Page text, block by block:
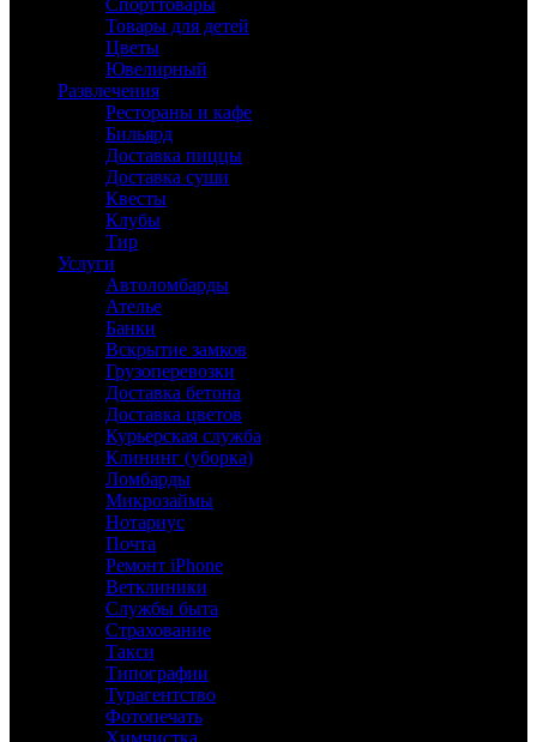
Спорттовары
Товары для детей
Цветы
Ювелирный
Развлечения
Рестораны и кафе
Бильярд
Доставка пиццы
Доставка суши
Квесты
Клубы
Тир
Услуги
Автоломбарды
Ателье
Банки
Вскрытие замков
Грузоперевозки
Доставка бетона
Доставка цветов
Курьерская служба
Клининг (уборка)
Ломбарды
Микрозаймы
Нотариус
Почта
Ремонт iPhone
Ветклиники
Службы быта
Страхование
Такси
Типографии
Турагентство
Фотопечать
Химчистка